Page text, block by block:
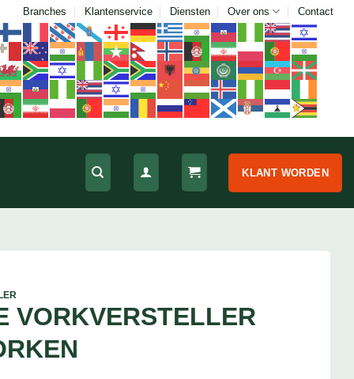
Branches Klantenservice Diensten Over ons Contact
KLANT WORDEN
VORKVERSTELLER